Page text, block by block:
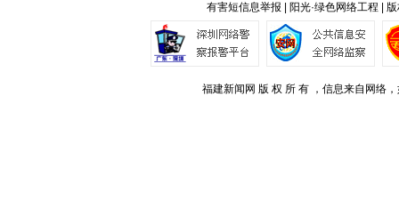
有害短信息举报 | 阳光·绿色网络工程 |
福建新闻网 版 权 所 有 ，信息来自网络